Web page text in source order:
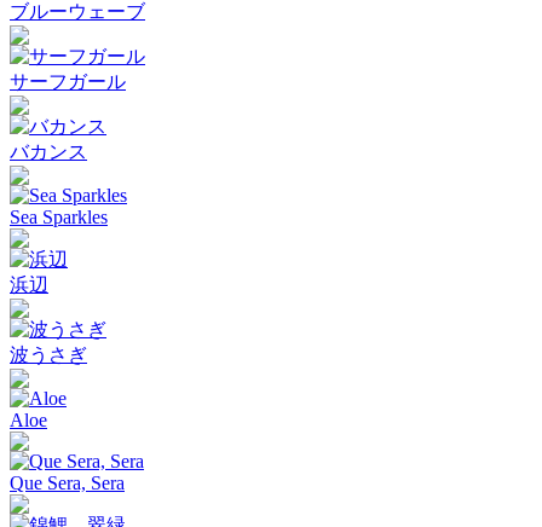
ブルーウェーブ
サーフガール
バカンス
Sea Sparkles
浜辺
波うさぎ
Aloe
Que Sera, Sera